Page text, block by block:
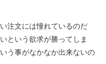
注文には憧れているのだ
という欲求が勝ってしま
う事がなかなか出来ないの